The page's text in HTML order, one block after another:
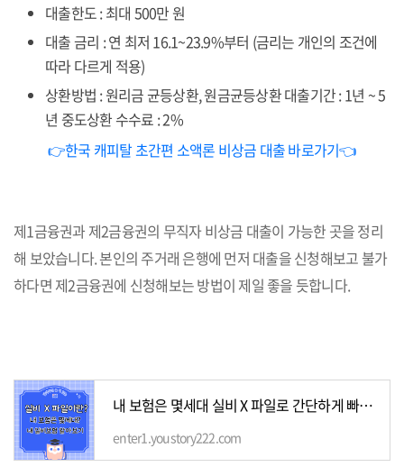
대출한도 : 최대 500만 원
대출 금리 : 연 최저 16.1~23.9%부터 (금리는 개인의 조건에
따라 다르게 적용)
상환방법 : 원리금 균등상환, 원금균등상환 대출기간 : 1년 ~ 5
년 중도상환 수수료 : 2%
👉한국 캐피탈 초간편 소액론 비상금 대출 바로가기👈
제1금융권과 제2금융권의 무직자 비상금 대출이 가능한 곳을 정리
해 보았습니다. 본인의 주거래 은행에 먼저 대출을 신청해보고 불가
하다면 제2금융권에 신청해보는 방법이 제일 좋을 듯합니다.
내 보험은 몇세대 실비 X 파일로 간단하게 빠르게 알아보기
enter1.youstory222.com